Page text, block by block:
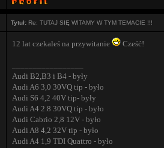
Tytuł: Re: TUTAJ SIĘ WITAMY W TYM TEMACIE !!!
12 lat czekaleś na przywitanie Cześć!
Audi B2,B3 i B4 - były
Audi A6 3,0 30VQ tip - było
Audi S6 4,2 40V tip- były
Audi A4 2.8 30VQ tip - było
Audi Cabrio 2,8 12V - było
Audi A8 4,2 32V tip - było
Audi A4 1,9 TDI Quattro - było